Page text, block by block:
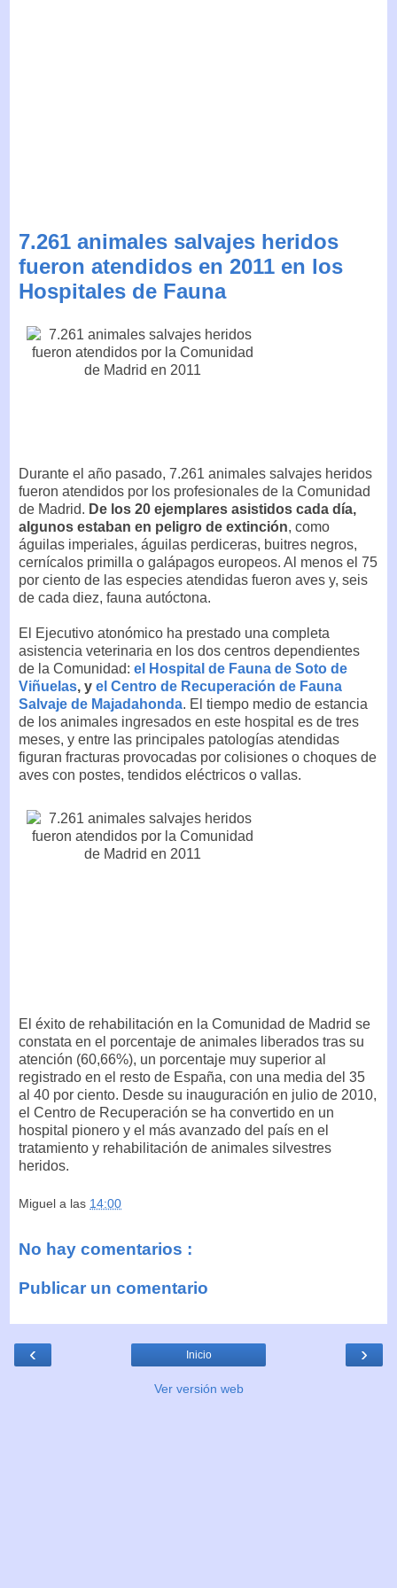
7.261 animales salvajes heridos
fueron atendidos en 2011 en los
Hospitales de Fauna
Durante el año pasado, 7.261 animales salvajes heridos
fueron atendidos por los profesionales de la Comunidad
de Madrid. De los 20 ejemplares asistidos cada día,
algunos estaban en peligro de extinción, como
águilas imperiales, águilas perdiceras, buitres negros,
cernícalos primilla o galápagos europeos. Al menos el 75
por ciento de las especies atendidas fueron aves y, seis
de cada diez, fauna autóctona.
El Ejecutivo atonómico ha prestado una completa
asistencia veterinaria en los dos centros dependientes
de la Comunidad: el Hospital de Fauna de Soto de
Viñuelas, y el Centro de Recuperación de Fauna
Salvaje de Majadahonda. El tiempo medio de estancia
de los animales ingresados en este hospital es de tres
meses, y entre las principales patologías atendidas
figuran fracturas provocadas por colisiones o choques de
aves con postes, tendidos eléctricos o vallas.
El éxito de rehabilitación en la Comunidad de Madrid se
constata en el porcentaje de animales liberados tras su
atención (60,66%), un porcentaje muy superior al
registrado en el resto de España, con una media del 35
al 40 por ciento. Desde su inauguración en julio de 2010,
el Centro de Recuperación se ha convertido en un
hospital pionero y el más avanzado del país en el
tratamiento y rehabilitación de animales silvestres
heridos.
Miguel a las 14:00
No hay comentarios :
Publicar un comentario
‹ ›
Inicio
Ver versión web